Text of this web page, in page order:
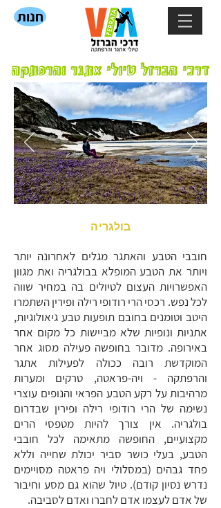
חנות
דרכי הברזל טיולי אתגר והרפתקה
בולגריה
חובבי הטבע והאתגר מגלים לאחרונה יותר
ויותר את הטבע המופלא בבולגריה ואת מגוון
האפשרויות העצום לטיולים בה במחיר שווה
לכל נפש. רכסי הרי רודופי רילה ופירין השתמרו
היטב וטומנים בחובם תופעות טבע גיאולוגיות,
אתניות ונופיות שלא מביישות כל מקום אחר
באירופה. מדובר בחופשה פעילה מסוג אחר
המוקדשת רובה ככולה לפעילות אתגר
והרפתקה - ויה-פראטה, טרקים ומערות
מרהיבות על רקע הטבע הפראי והנופים עוצרי
נשימה של הרי רודופי רילה ופירין שבדרום
בולגריה. אין צורך להיות מטפסי הרים
מקצועיים, החופשה מתאימה לכל חובבי
הטבע, בעלי כושר סביר יכולת שחייה וללא
פחד גבהים (במסלולי ויה פראטה מסויימים
נדרש נסיון קודם). טיול שהוא גם מסע וחיבור
של אדם לעצמו אדם לחברו ואדם לסביבה.